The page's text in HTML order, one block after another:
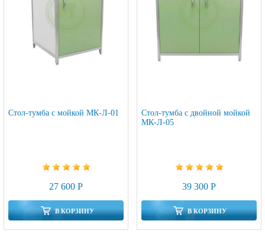
Стол-тумба с мойкой МК-Л-01
27 600 Р
В КОРЗИНУ
Стол-тумба с двойной мойкой
МК-Л-05
39 300 Р
В КОРЗИНУ